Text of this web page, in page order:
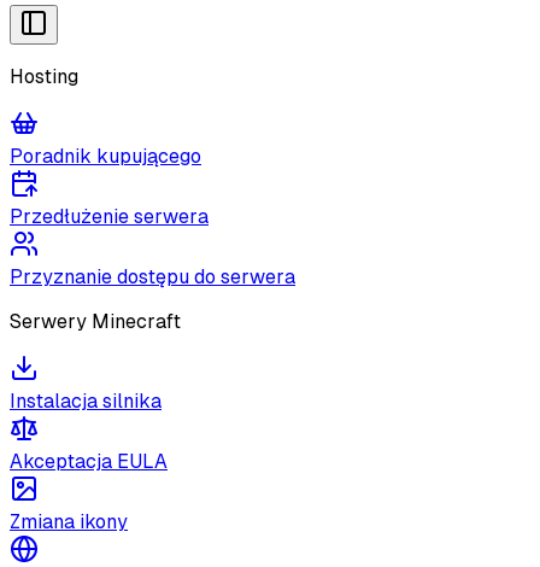
Hosting
Poradnik kupującego
Przedłużenie serwera
Przyznanie dostępu do serwera
Serwery Minecraft
Instalacja silnika
Akceptacja EULA
Zmiana ikony